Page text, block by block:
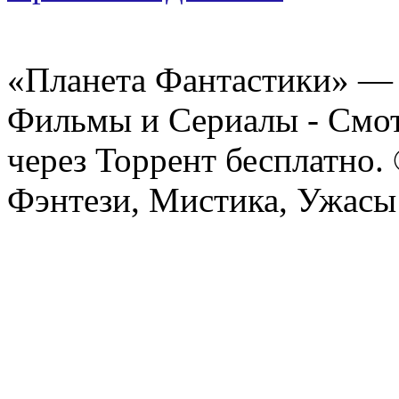
«Планета Фантастики»
Фильмы и Сериалы -
через Торрент
Фэнтези, Мистика,